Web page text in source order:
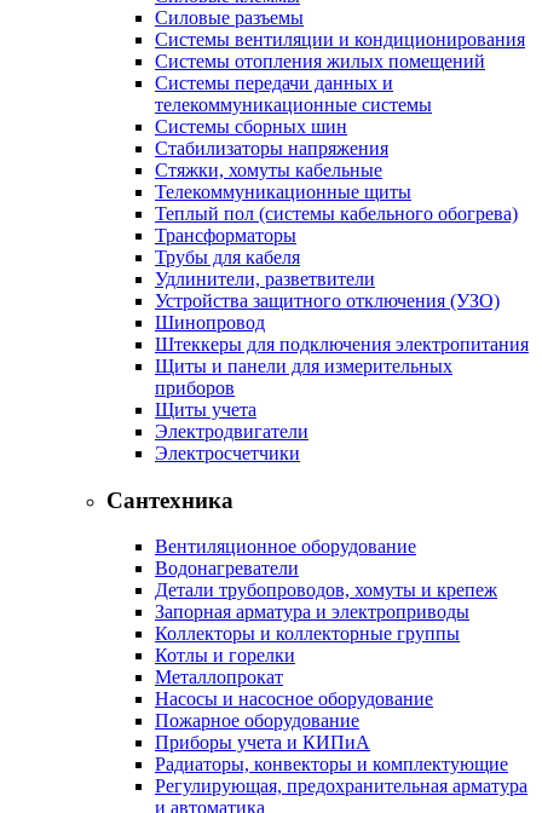
Силовые разъемы
Системы вентиляции и кондиционирования
Системы отопления жилых помещений
Системы передачи данных и
телекоммуникационные системы
Системы сборных шин
Стабилизаторы напряжения
Стяжки, хомуты кабельные
Телекоммуникационные щиты
Теплый пол (системы кабельного обогрева)
Трансформаторы
Трубы для кабеля
Удлинители, разветвители
Устройства защитного отключения (УЗО)
Шинопровод
Штеккеры для подключения электропитания
Щиты и панели для измерительных
приборов
Щиты учета
Электродвигатели
Электросчетчики
Сантехника
Вентиляционное оборудование
Водонагреватели
Детали трубопроводов, хомуты и крепеж
Запорная арматура и электроприводы
Коллекторы и коллекторные группы
Котлы и горелки
Металлопрокат
Насосы и насосное оборудование
Пожарное оборудование
Приборы учета и КИПиА
Радиаторы, конвекторы и комплектующие
Регулирующая, предохранительная арматура
и автоматика